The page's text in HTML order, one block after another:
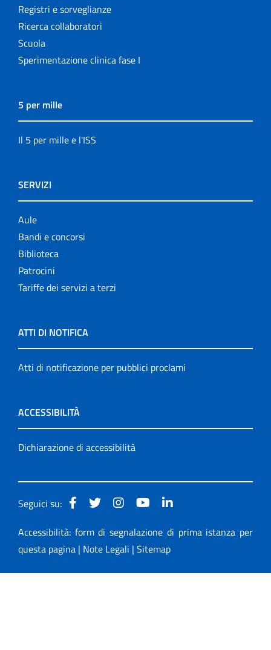
Registri e sorveglianze
Ricerca collaboratori
Scuola
Sperimentazione clinica fase I
5 per mille
Il 5 per mille e l'ISS
SERVIZI
Aule
Bandi e concorsi
Biblioteca
Patrocini
Tariffe dei servizi a terzi
ATTI DI NOTIFICA
Atti di notificazione per pubblici proclami
ACCESSIBILITÀ
Dichiarazione di accessibilità
Seguici su:
Accessibilità: form di segnalazione di prima istanza per
questa pagina | Note Legali | Sitemap